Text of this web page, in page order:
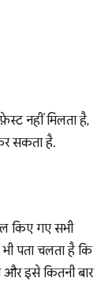
नहीं मिलता है,
सकता है.
किए गए सभी
पता चलता है कि
इसे कितनी बार